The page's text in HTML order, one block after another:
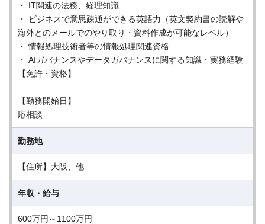
・ IT関連の法務、経理知識
・ ビジネスで意思疎通ができる英語力（英文契約書の読解や
海外とのメールでのやり取り・資料作成が可能なレベル）
・ 情報処理技術者等の情報処理関連資格
・ AIガバナンスやデータガバナンスに関する知識・実務経験
【免許・資格】
【勤務開始日】
応相談
勤務地
【住所】大阪、他
年収・給与
600万円～1100万円